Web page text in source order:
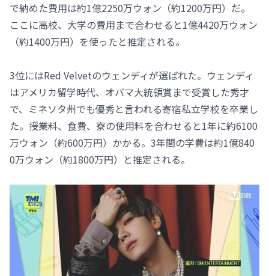
で納めた費用は約1億2250万ウォン（約1200万円）だ。
ここに高校、大学の費用まで合わせると1億4420万ウォン
（約1400万円）を使ったと推定される。
3位にはRed Velvetのウェンディが選ばれた。ウェンディ
はアメリカ留学時代、オバマ大統領賞まで受賞した秀才
で、ミネソタ州でも優秀と言われる寄宿私立学校を卒業し
た。授業料、食費、寮の使用料を合わせると1年に約6100
万ウォン（約600万円）かかる。3年間の学費は約1億840
0万ウォン（約1800万円）と推定される。